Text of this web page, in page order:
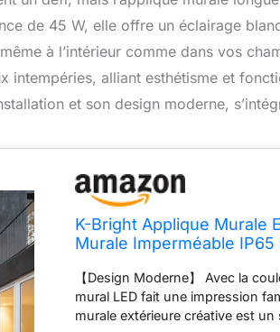
de 45 W, elle offre un éclairage
à l’intérieur comme dans vos
intempéries, alliant esthétisme et
et son design moderne,
K-Bright Applique Murale
Murale Imperméable
【Design Moderne】 Avec la
mural LED fait une impression
murale extérieure créative est